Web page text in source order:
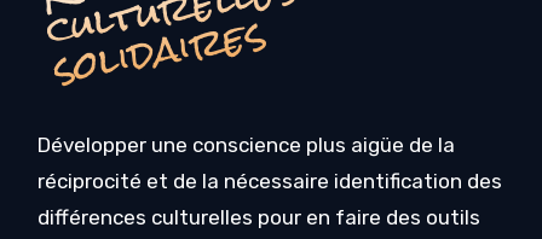
s
Développer une conscience plus aigüe de la
réciprocité et de la nécessaire identification des
différences culturelles pour en faire des outils